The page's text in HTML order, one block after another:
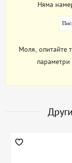
Няма
Моля, опитайте
параметри